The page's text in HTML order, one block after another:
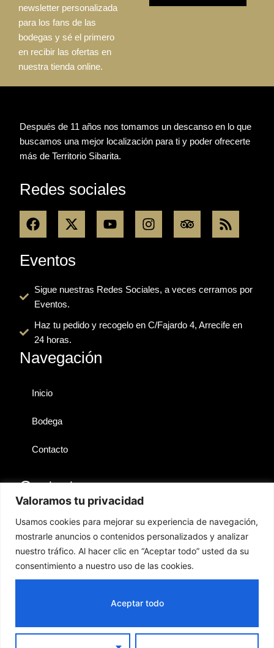
Valoramos tu privacidad
Usamos cookies para mejorar su experiencia de navegación,
mostrarle anuncios o contenidos personalizados y analizar
nuestro tráfico. Al hacer clic en “Aceptar todo” usted da su
consentimiento a nuestro uso de las cookies.
Aceptar todo
newsletter personalizada
para los fans de las
bodegas y sé el primero
en recibir las ofertas en
nuestra tienda online.
Después de 11 años nos tomamos un descanso en lo que
buscamos una mejor localización para ti y poder ofrecerte
más de Territorio Sibarita.
Redes sociales
F
a
e
b
o
o
k
X
-
w
i
t
t
r
Y
o
b
e
I
n
g
r
m
T
r
d
v
s
R
s
Eventos
Sigue nuestras Redes Sociales, a veces cerramos por
Eventos.
Haz tu pedido y recogelo en C/Fajardo 4, Arrecife en
24 horas.
Navegación
Inicio
Bodega
Contacto
Contactos
hola@territoriosibarita.com
+34 676 361 778
GESTIÓN
PRODUCTOS
reservados